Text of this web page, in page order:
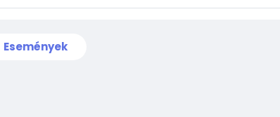
Események